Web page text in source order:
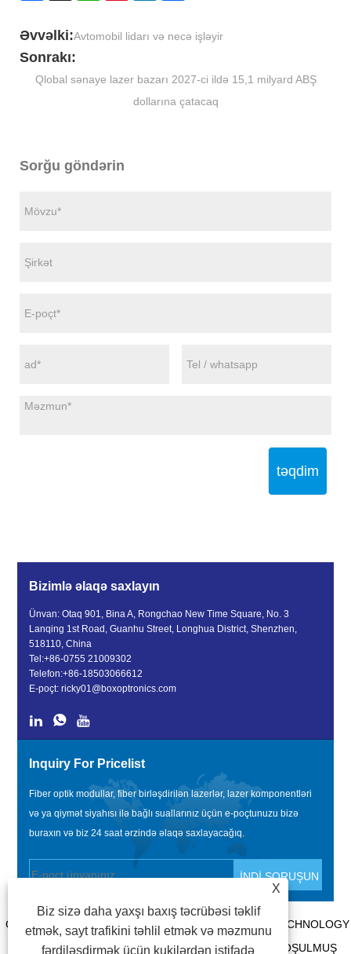
Əvvəlki:Avtomobil lidarı və necə işləyir
Sonrakı:
Qlobal sənaye lazer bazarı 2027-ci ildə 15,1 milyard ABŞ
dollarına çatacaq
Sorğu göndərin
təqdim
Bizimlə əlaqə saxlayın
Ünvan: Otaq 901, Bina A, Rongchao New Time Square, No. 3
Lanqing 1st Road, Guanhu Street, Longhua District, Shenzhen,
518110, China
Tel:+86-0755 21009302
Telefon:+86-18503066612
E-poçt:ricky01@boxoptronics.com
Inquiry For Pricelist
Fiber optik modullar, fiber birləşdirilən lazerlər, lazer komponentləri
və ya qiymət siyahısı ilə bağlı suallarınız üçün e-poçtunuzu bizə
buraxın və biz 24 saat ərzində əlaqə saxlayacağıq.
COPYRIGHT @ 2020 SHENZHEN BOX OPTRONICS TECHNOLOGY
CO., LTD. - ÇIN FIBER OPTIK MODULLAR, FIBER QOŞULMUŞ
X
Biz sizə daha yaxşı baxış təcrübəsi təklif
etmək, sayt trafikini təhlil etmək və məzmunu
fərdiləşdirmək üçün kukilərdən istifadə